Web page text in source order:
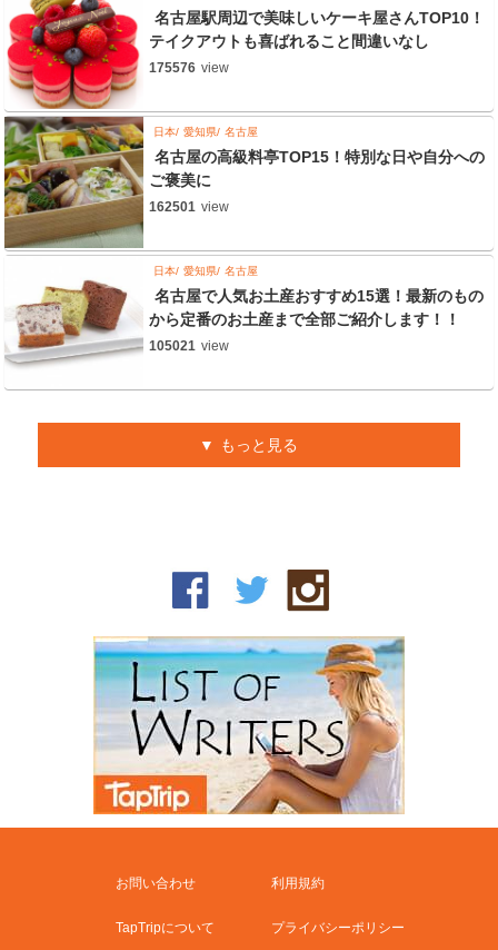
名古屋駅周辺で美味しいケーキ屋さんTOP10！
テイクアウトも喜ばれること間違いなし
175576 view
日本 愛知県 名古屋
名古屋の高級料亭TOP15！特別な日や自分への
ご褒美に
162501 view
日本 愛知県 名古屋
名古屋で人気お土産おすすめ15選！最新のもの
から定番のお土産まで全部ご紹介します！！
105021 view
もっと見る
お問い合わせ 利用規約
TapTripについて プライバシーポリシー